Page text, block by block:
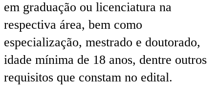
em graduação ou licenciatura na
respectiva área, bem como
especialização, mestrado e doutorado,
idade mínima de 18 anos, dentre outros
requisitos que constam no edital.